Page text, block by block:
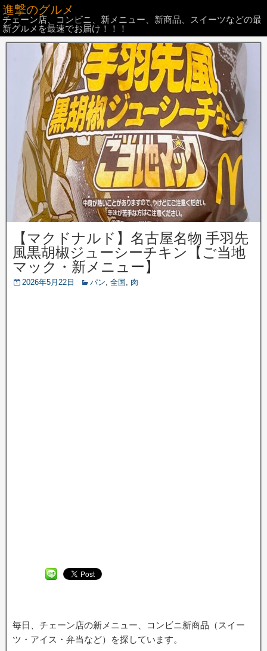
進撃のグルメ
チェーン店、コンビニ、新メニュー、新商品、スイーツなどの最
新グルメを最速でお届け！！！
【マクドナルド】名古屋名物 手羽先
風黒胡椒ジューシーチキン【ご当地
マック・新メニュー】
2026年5月22日 パン, 全国 , 肉
毎日、チェーン店の新メニュー、コンビニ新商品（スイー
ツ・アイス・弁当など）を探しています。